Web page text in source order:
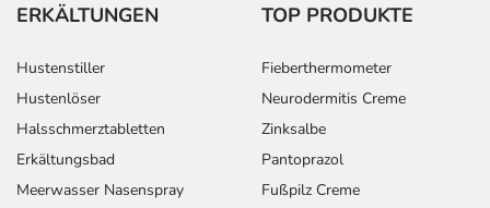
ERKÄLTUNGEN
Hustenstiller
Hustenlöser
Halsschmerztabletten
Erkältungsbad
Meerwasser Nasenspray
TOP PRODUKTE
Fieberthermometer
Neurodermitis Creme
Zinksalbe
Pantoprazol
Fußpilz Creme